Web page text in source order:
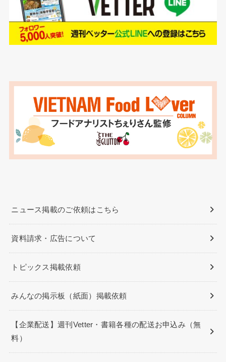
ニュース掲載のご依頼はこちら
資料請求・広告について
トピックス掲載依頼
みんなの掲示板（紙面）掲載依頼
【企業配送】週刊Vetter・書籍各種の配送お申込み（無
料）